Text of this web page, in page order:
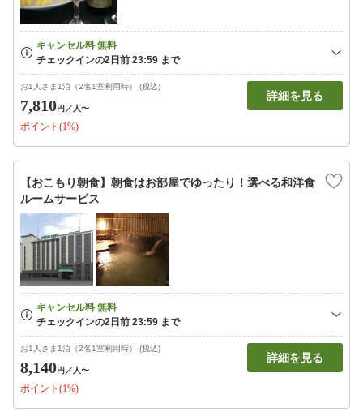
お1人さま1泊（2名1室利用時） (税込)
7,810円 ／人〜
ポイント(1%)
詳細を見る
【おこもり朝食】朝食はお部屋でゆったり！選べる和洋食
ルームサービス
お1人さま1泊（2名1室利用時） (税込)
8,140円 ／人〜
ポイント(1%)
詳細を見る